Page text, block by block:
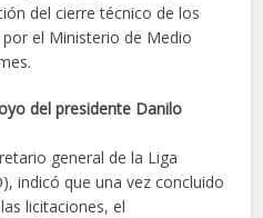
del cierre técnico de los
el Ministerio de Medio
del presidente Danilo
general de la Liga
indicó que una vez concluido
licitaciones, el